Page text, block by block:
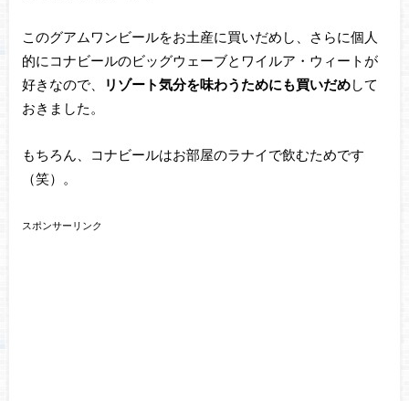
このグアムワンビールをお土産に買いだめし、さらに個人
的にコナビールのビッグウェーブとワイルア・ウィートが
好きなので、
リゾート気分を味わうためにも買いだめして
おきました。
もちろん、コナビールはお部屋のラナイで飲むためです
（笑）。
スポンサーリンク